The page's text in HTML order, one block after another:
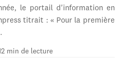
le portail d'information en
titrait : « Pour la première
min de lecture